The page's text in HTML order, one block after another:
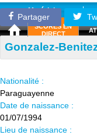
Matériel
SCORES EN
DIRECT
Partager
Gonzalez-
Nationalité :
Paraguayenne
Date de naissance :
01/07/1994
Lieu de naissance :